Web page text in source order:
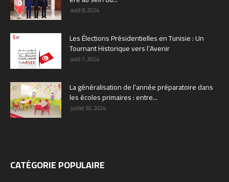
août 8, 2024
Les Élections Présidentielles en Tunisie : Un
Tournant Historique vers l’Avenir
août 7, 2024
La généralisation de l’année préparatoire dans
les écoles primaires : entre...
juillet 30, 2024
CATÉGORIE POPULAIRE